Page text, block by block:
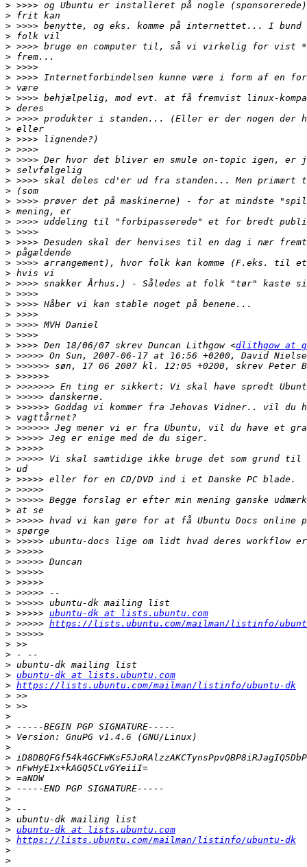
>
>
>
>
>
>
>
>
>
>
>
>
>
>
>
>
>
>
>
>
>
>
>
>
>
>
>
>
>
>
>
>
>
> >>>> Den 18/06/07 skrev Duncan Lithgow <dlithgow at
>
>
>
>
>
>
>
>
>
>
>
>
>
>
>
>
>
>
>
>
>
>
>
>
>
> >>>>> ubuntu-dk at lists.ubuntu.com
> >>>>> https://lists.ubuntu.com/mailman/listinfo/
>
>
>
>
> ubuntu-dk at lists.ubuntu.com
> https://lists.ubuntu.com/mailman/listinfo/ubuntu-dk
>
>
>
>
>
>
>
>
>
>
>
>
>
> ubuntu-dk at lists.ubuntu.com
> https://lists.ubuntu.com/mailman/listinfo/ubuntu-dk
>
>